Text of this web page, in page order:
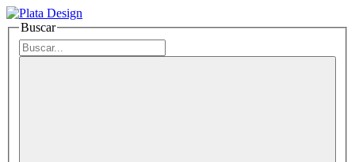
Buscar